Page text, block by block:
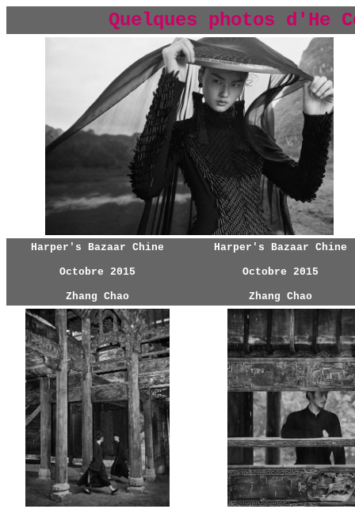
Quelques photos d'He
Harper's Bazaar Chine
Octobre 2015
Zhang Chao
Harper's Bazaar Chine
Octobre 2015
Zhang Chao